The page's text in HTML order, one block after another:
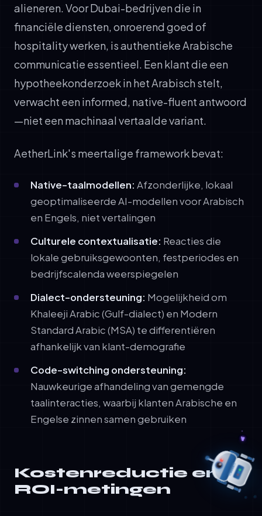
alieneren. Voor Dubai-bedrijven die in
financiële diensten, onroerend goed of
hospitality werken, is authentieke Arabische
communicatie essentieel. Een klant die een
hypotheekonderzoek in het Arabisch stelt,
verwacht een informed, native-fluent antwoord
—niet een machinaal vertaalde variant.
AetherLink's meertalige framework bevat:
Native-taalmodellen: Afzonderlijke, lokaal
geoptimaliseerde AI-modellen voor Arabisch
en Engels, niet vertalingen
Culturele contextualisatie: Reacties die
lokale gebruiksgewoonten, festperiodes en
bedrijfscalenda weerspiegelen
Dialect-ondersteuning: Mogelijkheid om
Khaleeji Arabic (Gulf-dialect) en Modern
Standard Arabic (MSA) te differentiëren
afhankelijk van klant-demografie
Code-switching ondersteuning:
Nauwkeurige afhandeling van gemengde
taalinteracties, waarbij klanten Arabische en
Engelse zinnen samen gebruiken
Kostenreductie en
ROI-metingen